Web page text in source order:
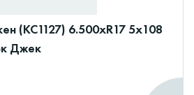
(КС1127) 6.500xR17 5x108
Джек